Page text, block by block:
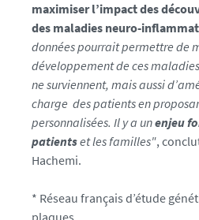
maximiser l’impact des
des maladies neuro-
données pourrait permettre de
développement de ces
ne surviennent, mais aussi
charge des patients en
personnalisées. Il y a unenjeu
patientset les familles",
Hachemi.
* Réseau français d’étude